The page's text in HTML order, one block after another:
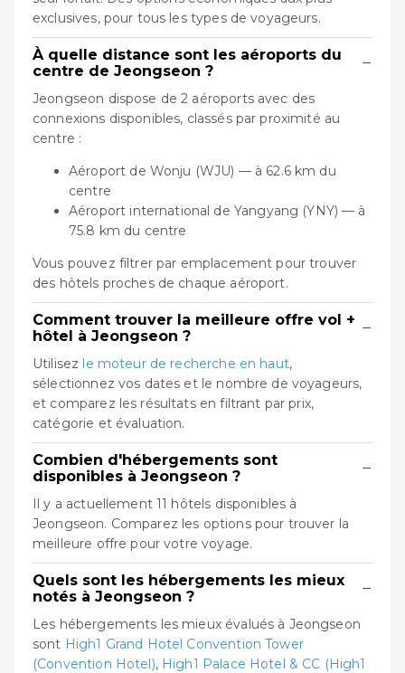
exclusives, pour tous les types de voyageurs.
À quelle distance sont les aéroports du
centre de Jeongseon ?
−
Jeongseon dispose de 2 aéroports avec des
connexions disponibles, classés par proximité au
centre :
Aéroport de Wonju (WJU) — à 62.6 km du
centre
Aéroport international de Yangyang (YNY) — à
75.8 km du centre
Vous pouvez filtrer par emplacement pour trouver
des hôtels proches de chaque aéroport.
Comment trouver la meilleure offre vol +
hôtel à Jeongseon ?
−
Utilisez le moteur de recherche en haut,
sélectionnez vos dates et le nombre de voyageurs,
et comparez les résultats en filtrant par prix,
catégorie et évaluation.
Combien d'hébergements sont
disponibles à Jeongseon ?
−
Il y a actuellement 11 hôtels disponibles à
Jeongseon. Comparez les options pour trouver la
meilleure offre pour votre voyage.
Quels sont les hébergements les mieux
notés à Jeongseon ?
−
Les hébergements les mieux évalués à Jeongseon
sont High1 Grand Hotel Convention Tower
(Convention Hotel), High1 Palace Hotel & CC (High1